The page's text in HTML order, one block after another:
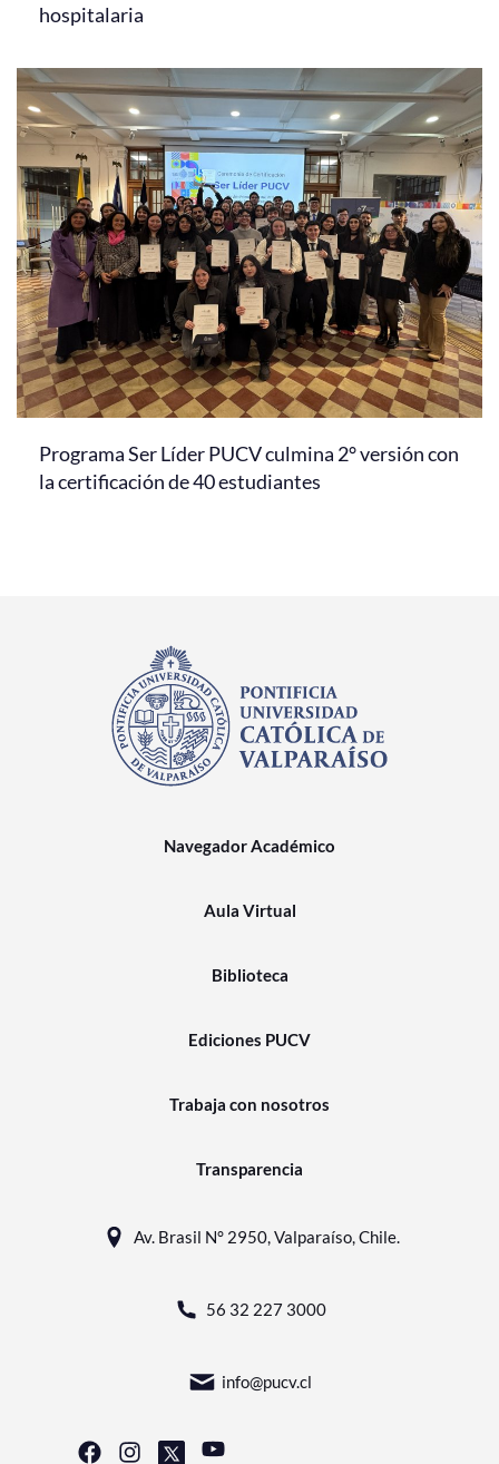
hospitalaria
Programa Ser Líder PUCV culmina 2° versión con
la certificación de 40 estudiantes
Navegador Académico
Aula Virtual
Biblioteca
Ediciones PUCV
Trabaja con nosotros
Transparencia
Av. Brasil N° 2950, Valparaíso, Chile.
56 32 227 3000
info@pucv.cl